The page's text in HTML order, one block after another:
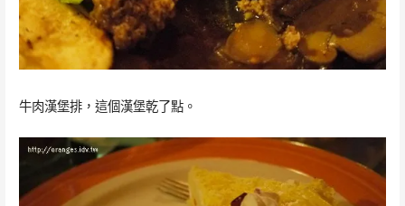
牛肉漢堡排，這個漢堡乾了點。